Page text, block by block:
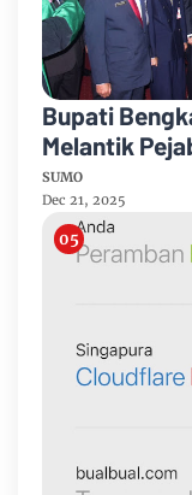
Bupati
Melantik
Pratama
SUMO
Dec 21, 2025